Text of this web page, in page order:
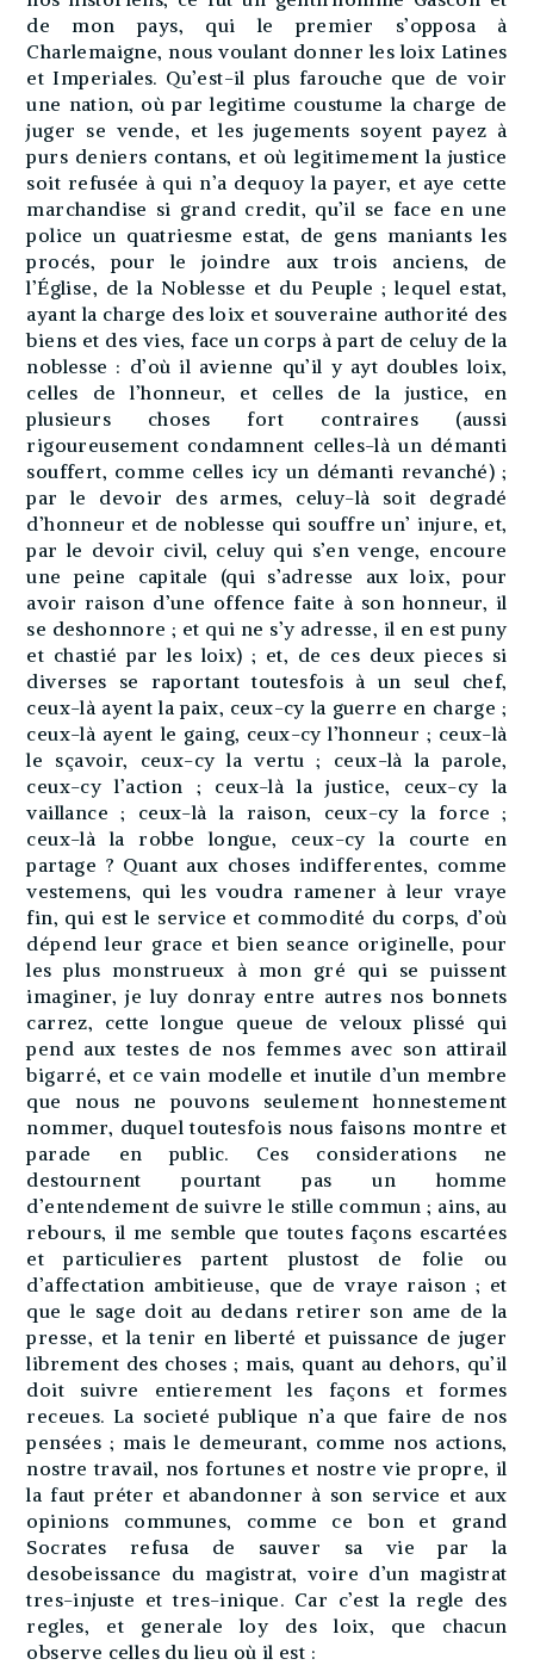
de mon pays, qui le premier s’opposa à
Charlemaigne, nous voulant donner les loix Latines
et Imperiales. Qu’est-il plus farouche que de voir
une nation, où par legitime coustume la charge de
juger se vende, et les jugements soyent payez à
purs deniers contans, et où legitimement la justice
soit refusée à qui n’a dequoy la payer, et aye cette
marchandise si grand credit, qu’il se face en une
police un quatriesme estat, de gens maniants les
procés, pour le joindre aux trois anciens, de
l’Église, de la Noblesse et du Peuple ; lequel estat,
ayant la charge des loix et souveraine authorité des
biens et des vies, face un corps à part de celuy de la
noblesse : d’où il avienne qu’il y ayt doubles loix,
celles de l’honneur, et celles de la justice, en
plusieurs choses fort contraires (aussi
rigoureusement condamnent celles-là un démanti
souffert, comme celles icy un démanti revanché) ;
par le devoir des armes, celuy-là soit degradé
d’honneur et de noblesse qui souffre un’ injure, et,
par le devoir civil, celuy qui s’en venge, encoure
une peine capitale (qui s’adresse aux loix, pour
avoir raison d’une offence faite à son honneur, il
se deshonnore ; et qui ne s’y adresse, il en est puny
et chastié par les loix) ; et, de ces deux pieces si
diverses se raportant toutesfois à un seul chef,
ceux-là ayent la paix, ceux-cy la guerre en charge ;
ceux-là ayent le gaing, ceux-cy l’honneur ; ceux-là
le sçavoir, ceux-cy la vertu ; ceux-là la parole,
ceux-cy l’action ; ceux-là la justice, ceux-cy la
vaillance ; ceux-là la raison, ceux-cy la force ;
ceux-là la robbe longue, ceux-cy la courte en
partage ? Quant aux choses indifferentes, comme
vestemens, qui les voudra ramener à leur vraye
fin, qui est le service et commodité du corps, d’où
dépend leur grace et bien seance originelle, pour
les plus monstrueux à mon gré qui se puissent
imaginer, je luy donray entre autres nos bonnets
carrez, cette longue queue de veloux plissé qui
pend aux testes de nos femmes avec son attirail
bigarré, et ce vain modelle et inutile d’un membre
que nous ne pouvons seulement honnestement
nommer, duquel toutesfois nous faisons montre et
parade en public. Ces considerations ne
destournent pourtant pas un homme
d’entendement de suivre le stille commun ; ains, au
rebours, il me semble que toutes façons escartées
et particulieres partent plustost de folie ou
d’affectation ambitieuse, que de vraye raison ; et
que le sage doit au dedans retirer son ame de la
presse, et la tenir en liberté et puissance de juger
librement des choses ; mais, quant au dehors, qu’il
doit suivre entierement les façons et formes
receues. La societé publique n’a que faire de nos
pensées ; mais le demeurant, comme nos actions,
nostre travail, nos fortunes et nostre vie propre, il
la faut préter et abandonner à son service et aux
opinions communes, comme ce bon et grand
Socrates refusa de sauver sa vie par la
desobeissance du magistrat, voire d’un magistrat
tres-injuste et tres-inique. Car c’est la regle des
regles, et generale loy des loix, que chacun
observe celles du lieu où il est :